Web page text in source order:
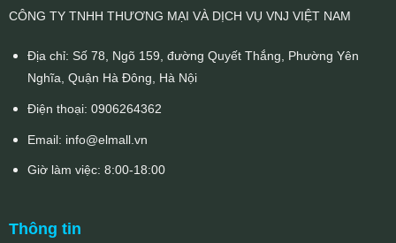
CÔNG TY TNHH THƯƠNG MẠI VÀ DỊCH VỤ VNJ VIỆT NAM
Địa chỉ: Số 78, Ngõ 159, đường Quyết Thắng, Phường Yên
Nghĩa, Quận Hà Đông, Hà Nội
Điện thoại: 0906264362
Email: info@elmall.vn
Giờ làm việc: 8:00-18:00
Thông tin